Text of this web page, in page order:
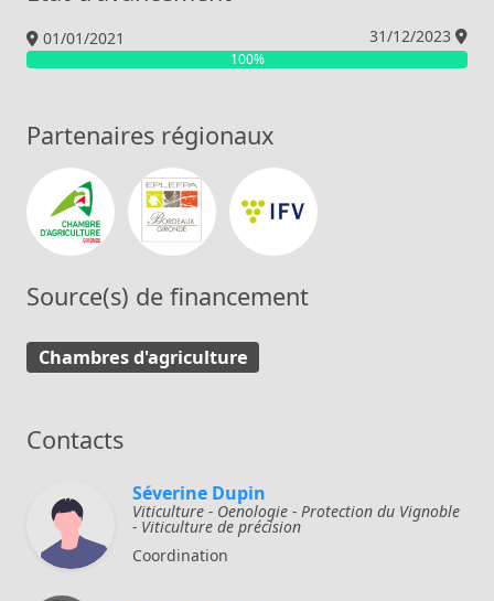
01/01/2021 31/12/2023
100%
Partenaires régionaux
Chambre d’Agriculture de la Gironde
EPLEFPA de Gironde
Source(s) de financement
Chambres d'agriculture
Contacts
Séverine Dupin
Viticulture - Oenologie - Protection du Vignoble
- Viticulture de précision
Coordination